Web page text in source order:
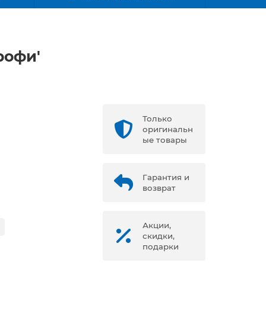
Только
оригинальн
ые товары
Гарантия и
возврат
Акции,
скидки,
подарки